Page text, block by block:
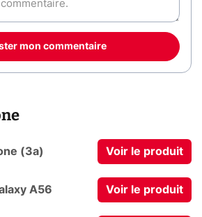
mon commentaire
(3a) Voir le produit
A56 Voir le produit